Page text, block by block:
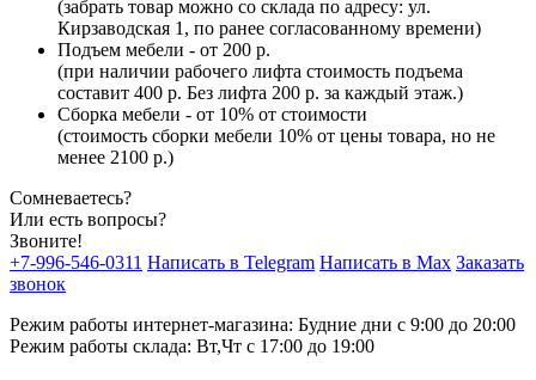
(забрать товар можно со склада по адресу: ул.
Кирзаводская 1, по ранее согласованному времени)
Подъем мебели - от 200 р.
(при наличии рабочего лифта стоимость подъема
составит 400 р. Без лифта 200 р. за каждый этаж.)
Сборка мебели - от 10% от стоимости
(стоимость сборки мебели 10% от цены товара, но не
менее 2100 р.)
Сомневаетесь?
Или есть вопросы?
Звоните!
+7-996-546-0311 Написать в Telegram Написать в Max Заказать
звонок
Режим работы интернет-магазина: Будние дни с 9:00 до 20:00
Режим работы склада: Вт,Чт с 17:00 до 19:00